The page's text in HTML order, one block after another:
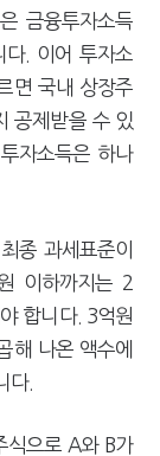
금융투자소득
. 이어 투자소
면 국내 상장주
공제받을 수 있
자소득은 하나
종 과세표준이
이하까지는 2
합니다. 3억원
해 나온 액수에
다.
식으로 A와 B가